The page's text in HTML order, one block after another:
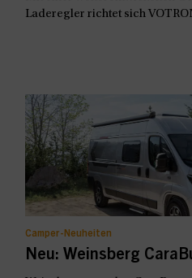
Laderegler richtet sich
Camper-Neuheiten
Neu: Weinsberg